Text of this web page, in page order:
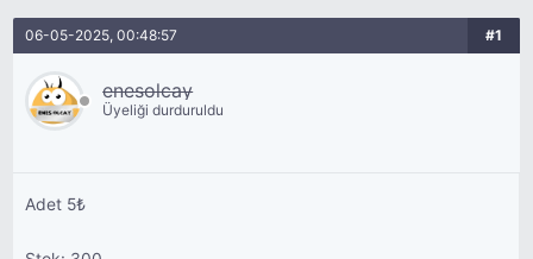
06-05-2025, 00:48:57 #1
enesolcay
Üyeliği durduruldu
Adet 5₺